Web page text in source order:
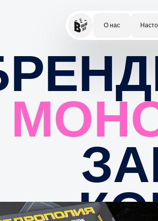
О нас Настолки
Разработка и